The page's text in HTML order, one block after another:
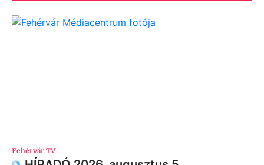
Fehérvár TV